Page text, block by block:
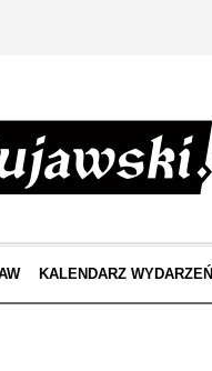
KALENDARZ WYDARZEŃ